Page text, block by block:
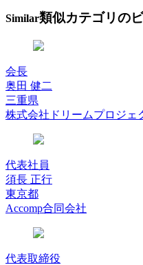
Similar類似カテゴリの
会長
奥田 健二
三重県
株式会社ドリームプロジェ
代表社員
須長 正行
東京都
Accomp合同会社
代表取締役